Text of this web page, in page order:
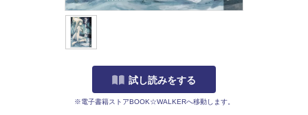
試し読みをする
※電子書籍ストアBOOK☆WALKERへ移動します。